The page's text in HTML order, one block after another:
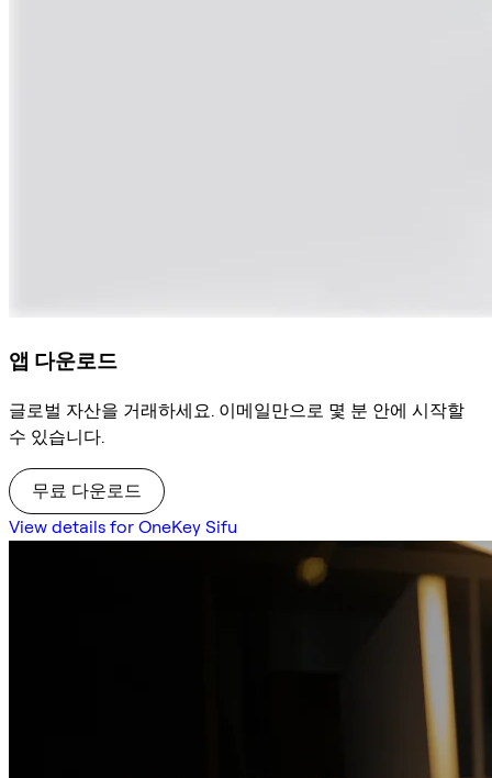
앱 다운로드
글로벌 자산을 거래하세요. 이메일만으로 몇 분 안에 시작할
수 있습니다.
무료 다운로드
View details for OneKey Sifu